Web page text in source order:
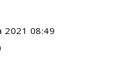
2021 08:49